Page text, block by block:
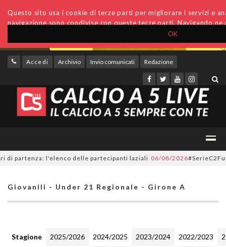
OK
Questo sito usa i cookie di terze parti per migliorare i servizi e
navigazione sono condivise con queste terze parti. Navigando
Accedi Archivio Invio comunicati Redazione
l'elenco delle partecipanti laziali 06/08/2026#SerieC2Futsal,
Giovanili - Under 21 Regionale - Girone A
Stagione 2025/2026 2024/2025 2023/2024 2022/2023